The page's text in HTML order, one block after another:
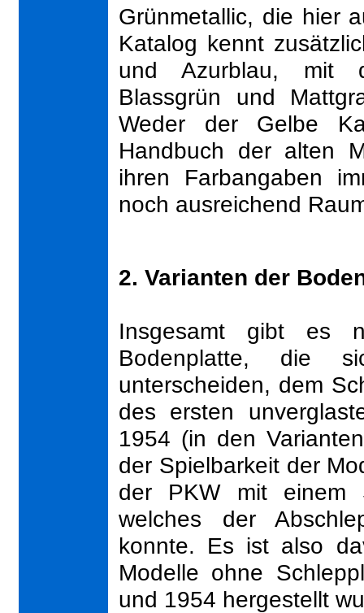
Grünmetallic, die hier
Katalog kennt
und Azurblau, mit
Blassgrün und
Weder der Gelbe
Handbuch der alten
ihren Farbangaben
noch ausreichend
2. Varianten der
Insgesamt gibt es
Bodenplatte, die
unterscheiden, dem
des ersten
1954 (in den
der Spielbarkeit der
der PKW mit einem
welches der
konnte. Es ist also
Modelle ohne
und 1954 hergestellt